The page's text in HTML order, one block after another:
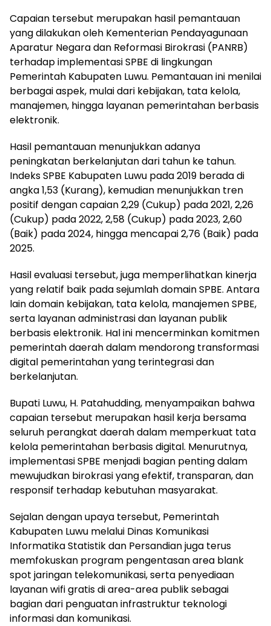
Capaian tersebut merupakan hasil pemantauan
yang dilakukan oleh Kementerian Pendayagunaan
Aparatur Negara dan Reformasi Birokrasi (PANRB)
terhadap implementasi SPBE di lingkungan
Pemerintah Kabupaten Luwu. Pemantauan ini menilai
berbagai aspek, mulai dari kebijakan, tata kelola,
manajemen, hingga layanan pemerintahan berbasis
elektronik.
Hasil pemantauan menunjukkan adanya
peningkatan berkelanjutan dari tahun ke tahun.
Indeks SPBE Kabupaten Luwu pada 2019 berada di
angka 1,53 (Kurang), kemudian menunjukkan tren
positif dengan capaian 2,29 (Cukup) pada 2021, 2,26
(Cukup) pada 2022, 2,58 (Cukup) pada 2023, 2,60
(Baik) pada 2024, hingga mencapai 2,76 (Baik) pada
2025.
Hasil evaluasi tersebut, juga memperlihatkan kinerja
yang relatif baik pada sejumlah domain SPBE. Antara
lain domain kebijakan, tata kelola, manajemen SPBE,
serta layanan administrasi dan layanan publik
berbasis elektronik. Hal ini mencerminkan komitmen
pemerintah daerah dalam mendorong transformasi
digital pemerintahan yang terintegrasi dan
berkelanjutan.
Bupati Luwu, H. Patahudding, menyampaikan bahwa
capaian tersebut merupakan hasil kerja bersama
seluruh perangkat daerah dalam memperkuat tata
kelola pemerintahan berbasis digital. Menurutnya,
implementasi SPBE menjadi bagian penting dalam
mewujudkan birokrasi yang efektif, transparan, dan
responsif terhadap kebutuhan masyarakat.
Sejalan dengan upaya tersebut, Pemerintah
Kabupaten Luwu melalui Dinas Komunikasi
Informatika Statistik dan Persandian juga terus
memfokuskan program pengentasan area blank
spot jaringan telekomunikasi, serta penyediaan
layanan wifi gratis di area-area publik sebagai
bagian dari penguatan infrastruktur teknologi
informasi dan komunikasi.